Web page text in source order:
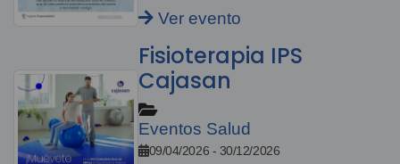
Ver evento
Fisioterapia IPS
Cajasan
Eventos Salud
09/04/2026 - 30/12/2026